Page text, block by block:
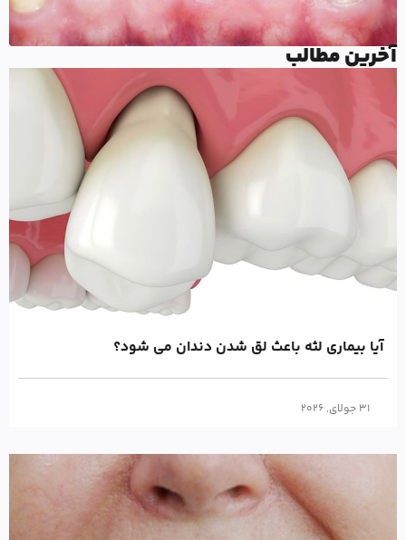
آخرین مطالب
آیا بیماری لثه باعث لق شدن دندان می شود؟
31 جولای, 2026